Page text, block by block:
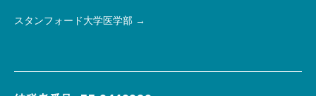
スタンフォード大学医学部